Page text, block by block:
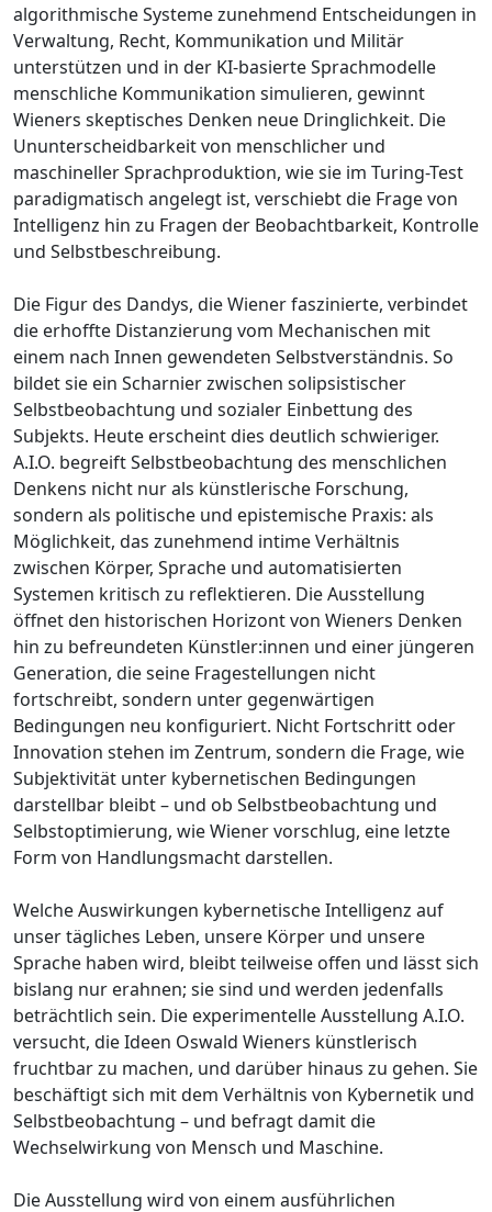
algorithmische Systeme zunehmend Entscheidungen in
Verwaltung, Recht, Kommunikation und Militär
unterstützen und in der KI-basierte Sprachmodelle
menschliche Kommunikation simulieren, gewinnt
Wieners skeptisches Denken neue Dringlichkeit. Die
Ununterscheidbarkeit von menschlicher und
maschineller Sprachproduktion, wie sie im Turing-Test
paradigmatisch angelegt ist, verschiebt die Frage von
Intelligenz hin zu Fragen der Beobachtbarkeit, Kontrolle
und Selbstbeschreibung.
Die Figur des Dandys, die Wiener faszinierte, verbindet
die erhoffte Distanzierung vom Mechanischen mit
einem nach Innen gewendeten Selbstverständnis. So
bildet sie ein Scharnier zwischen solipsistischer
Selbstbeobachtung und sozialer Einbettung des
Subjekts. Heute erscheint dies deutlich schwieriger.
A.I.O. begreift Selbstbeobachtung des menschlichen
Denkens nicht nur als künstlerische Forschung,
sondern als politische und epistemische Praxis: als
Möglichkeit, das zunehmend intime Verhältnis
zwischen Körper, Sprache und automatisierten
Systemen kritisch zu reflektieren. Die Ausstellung
öffnet den historischen Horizont von Wieners Denken
hin zu befreundeten Künstler:innen und einer jüngeren
Generation, die seine Fragestellungen nicht
fortschreibt, sondern unter gegenwärtigen
Bedingungen neu konfiguriert. Nicht Fortschritt oder
Innovation stehen im Zentrum, sondern die Frage, wie
Subjektivität unter kybernetischen Bedingungen
darstellbar bleibt – und ob Selbstbeobachtung und
Selbstoptimierung, wie Wiener vorschlug, eine letzte
Form von Handlungsmacht darstellen.
Welche Auswirkungen kybernetische Intelligenz auf
unser tägliches Leben, unsere Körper und unsere
Sprache haben wird, bleibt teilweise offen und lässt sich
bislang nur erahnen; sie sind und werden jedenfalls
beträchtlich sein. Die experimentelle Ausstellung A.I.O.
versucht, die Ideen Oswald Wieners künstlerisch
fruchtbar zu machen, und darüber hinaus zu gehen. Sie
beschäftigt sich mit dem Verhältnis von Kybernetik und
Selbstbeobachtung – und befragt damit die
Wechselwirkung von Mensch und Maschine.
Die Ausstellung wird von einem ausführlichen